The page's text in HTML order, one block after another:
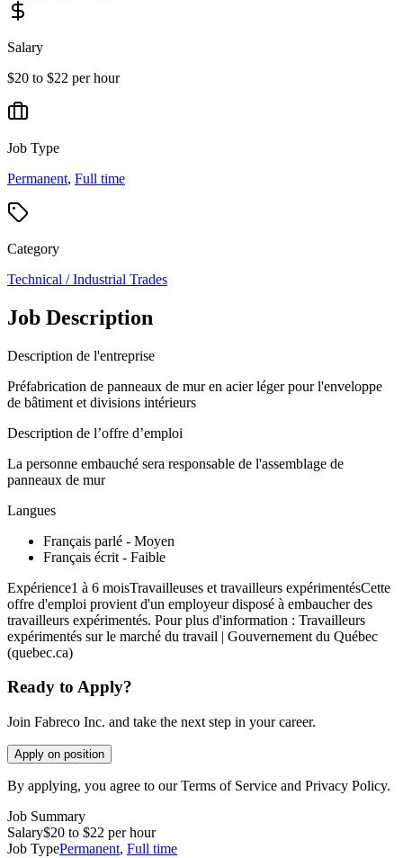
Salary
$20 to $22 per hour
Job Type
Permanent, Full time
Category
Technical / Industrial Trades
Job Description
Description de l'entreprise
Préfabrication de panneaux de mur en acier léger pour l'enveloppe
de bâtiment et divisions intérieurs
Description de l’offre d’emploi
La personne embauché sera responsable de l'assemblage de
panneaux de mur
Langues
Français parlé - Moyen
Français écrit - Faible
Expérience1 à 6 moisTravailleuses et travailleurs expérimentésCette
offre d'emploi provient d'un employeur disposé à embaucher des
travailleurs expérimentés. Pour plus d'information : Travailleurs
expérimentés sur le marché du travail | Gouvernement du Québec
(quebec.ca)
Ready to Apply?
Join Fabreco Inc. and take the next step in your career.
Apply on position
By applying, you agree to our Terms of Service and Privacy Policy.
Job Summary
Salary$20 to $22 per hour
Job TypePermanent, Full time